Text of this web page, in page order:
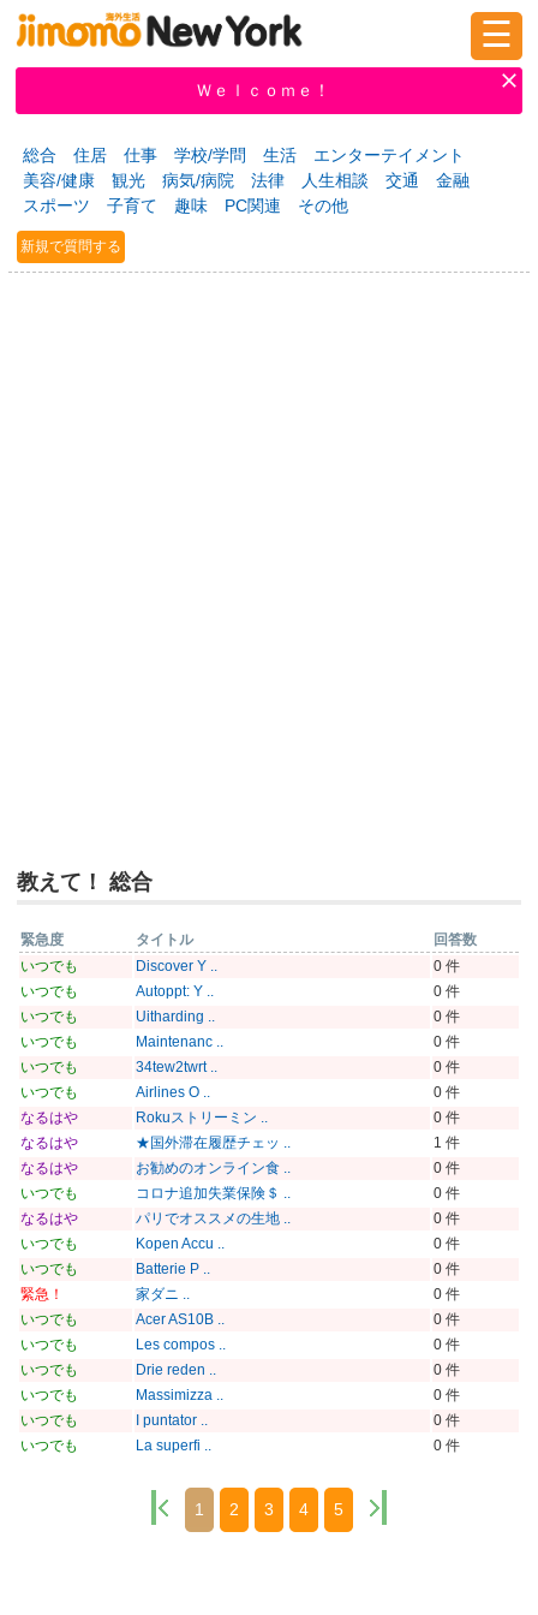
新規登録
掲示板 タウン情報 教えて！
☰
Ｗｅｌｃｏｍｅ！
総合 住居 仕事 学校/学問 生活
エンターテイメント
美容/健康
観光 病気/病院 法律 人生相談 交通
金融
スポーツ
子育て 趣味 PC関連 その他
新規で質問する
教えて！ 総合
緊急度 タイトル
回答数
いつでも
Discover Y ..
0 件
いつでも
Autoppt: Y ..
0 件
いつでも
Uitharding ..
0 件
いつでも
Maintenanc ..
0 件
いつでも
34tew2twrt ..
0 件
いつでも
Airlines O ..
0 件
なるはや
Rokuストリーミン ..
0 件
なるはや
★国外滞在履歴チェッ ..
1 件
なるはや
お勧めのオンライン食 ..
0 件
いつでも
コロナ追加失業保険＄ ..
0 件
なるはや
パリでオススメの生地 ..
0 件
いつでも
Kopen Accu ..
0 件
いつでも
Batterie P ..
0 件
緊急！
家ダニ ..
0 件
いつでも
Acer AS10B ..
0 件
いつでも
Les compos ..
0 件
いつでも
Drie reden ..
0 件
いつでも
Massimizza ..
0 件
いつでも
I puntator ..
0 件
いつでも
La superfi .. 0 件
1 2 3 4 5